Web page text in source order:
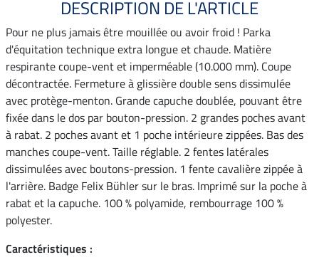
DESCRIPTION DE L'ARTICLE
Pour ne plus jamais être mouillée ou avoir froid ! Parka
d'équitation technique extra longue et chaude. Matière
respirante coupe-vent et imperméable (10.000 mm). Coupe
décontractée. Fermeture à glissière double sens dissimulée
avec protège-menton. Grande capuche doublée, pouvant être
fixée dans le dos par bouton-pression. 2 grandes poches avant
à rabat. 2 poches avant et 1 poche intérieure zippées. Bas des
manches coupe-vent. Taille réglable. 2 fentes latérales
dissimulées avec boutons-pression. 1 fente cavalière zippée à
l'arrière. Badge Felix Bühler sur le bras. Imprimé sur la poche à
rabat et la capuche. 100 % polyamide, rembourrage 100 %
polyester.
Caractéristiques :